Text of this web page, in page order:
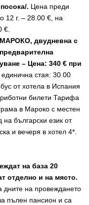
. Цена преди
12 г. – 28.00 €, на
€.
МАРОКО, двудневна с
– Цена: 340 € при
стая: 30.00
от хотела в Испания
билети Тарифа
в Мароко с местен
на български език от
и вечеря в хотел 4*.
на база 20
отделно и на място.
дните на провеждането
пълен пансион и са